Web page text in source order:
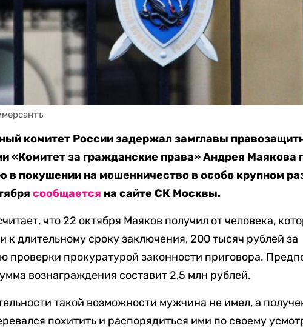
комитет России задержал замглавы
«Комитет за гражданские права» Андрея Маякова
в покушении на мошенничество в особо крупном
сообщается на сайте СК Москвы.
что 22 октября Маяков получил от человека,
к длительному сроку заключения, 200 тысяч рублей за
проверки прокуратурой законности приговора.
вознаграждения составит 2,5 млн рублей.
такой возможности мужчина не имел, а
похитить и распорядиться ими по своему